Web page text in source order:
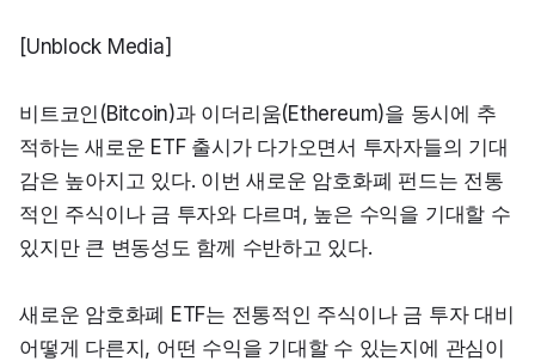
[Unblock Media]
비트코인(Bitcoin)과 이더리움(Ethereum)을 동시에 추
적하는 새로운 ETF 출시가 다가오면서 투자자들의 기대
감은 높아지고 있다. 이번 새로운 암호화폐 펀드는 전통
적인 주식이나 금 투자와 다르며, 높은 수익을 기대할 수
있지만 큰 변동성도 함께 수반하고 있다.
새로운 암호화폐 ETF는 전통적인 주식이나 금 투자 대비
어떻게 다른지, 어떤 수익을 기대할 수 있는지에 관심이